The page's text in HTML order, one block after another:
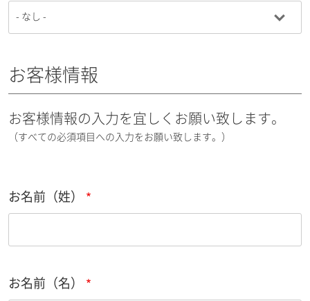
お客様情報
お客様情報の入力を宜しくお願い致します。
（すべての必須項目への入力をお願い致します。）
お名前（姓）
お名前（名）